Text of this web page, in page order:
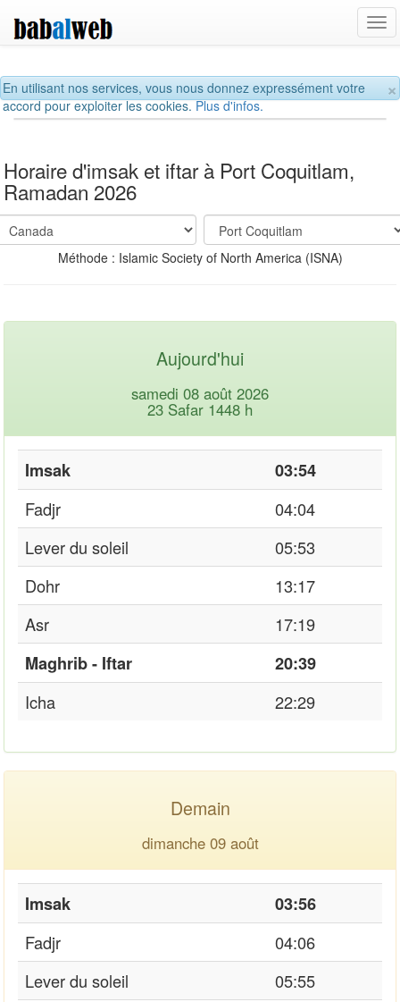
×
En utilisant nos services, vous nous donnez expressément votre
accord pour exploiter les cookies.Plus d'infos.
Horaire d'imsak et iftar à Port Coquitlam,
Ramadan 2026
Méthode : Islamic Society of North America (ISNA)
Aujourd'hui
samedi 08 août 2026
23 Safar 1448 h
Imsak
03:54
Fadjr
04:04
Lever du soleil
05:53
Dohr
13:17
Asr
17:19
Maghrib - Iftar
20:39
Icha
22:29
Demain
dimanche 09 août
Imsak
03:56
Fadjr
04:06
Lever du soleil
05:55